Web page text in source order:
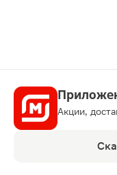
Акции,